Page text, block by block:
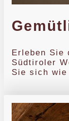
Erleben Sie
Südtiroler
Sie sich wie